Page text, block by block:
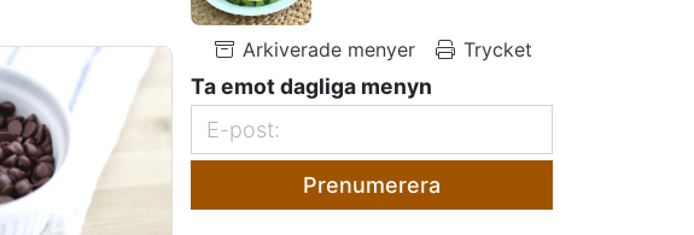
Arkiverade menyer Trycket
Ta emot dagliga menyn
Prenumerera